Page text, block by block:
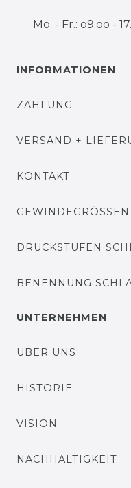
Mo. - Fr.: o9.oo -
INFORMATIONEN
ZAHLUNG
VERSAND +
KONTAKT
GEWINDEGRÖSSEN
DRUCKSTUFEN
BENENNUNG
UNTERNEHMEN
ÜBER UNS
HISTORIE
VISION
NACHHALTIGKEIT